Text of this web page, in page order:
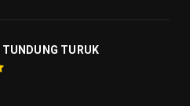
TURUK